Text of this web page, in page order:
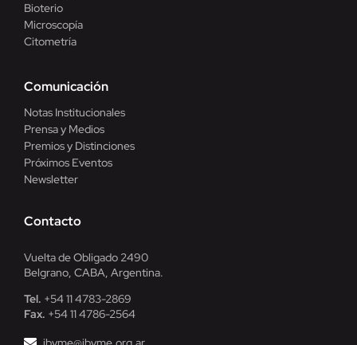
Bioterio
Microscopía
Citometría
Comunicación
Notas Institucionales
Prensa y Medios
Premios y Distinciones
Próximos Eventos
Newsletter
Contacto
Vuelta de Obligado 2490
Belgrano, CABA, Argentina.
Tel. +54 11 4783-2869
Fax. +54 11 4786-2564